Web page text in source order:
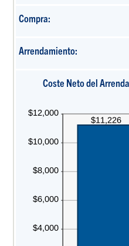
Compra:
Arrendamiento:
o
Coste Neto del